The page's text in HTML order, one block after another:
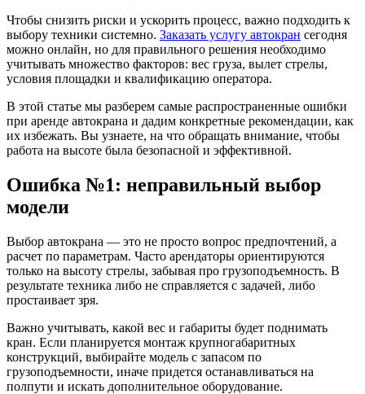
Чтобы снизить риски и ускорить процесс, важно подходить к
выбору техники системно. Заказать услугу автокран сегодня
можно онлайн, но для правильного решения необходимо
учитывать множество факторов: вес груза, вылет стрелы,
условия площадки и квалификацию оператора.
В этой статье мы разберем самые распространенные ошибки
при аренде автокрана и дадим конкретные рекомендации, как
их избежать. Вы узнаете, на что обращать внимание, чтобы
работа на высоте была безопасной и эффективной.
Ошибка №1: неправильный выбор
модели
Выбор автокрана — это не просто вопрос предпочтений, а
расчет по параметрам. Часто арендаторы ориентируются
только на высоту стрелы, забывая про грузоподъемность. В
результате техника либо не справляется с задачей, либо
простаивает зря.
Важно учитывать, какой вес и габариты будет поднимать
кран. Если планируется монтаж крупногабаритных
конструкций, выбирайте модель с запасом по
грузоподъемности, иначе придется останавливаться на
полпути и искать дополнительное оборудование.